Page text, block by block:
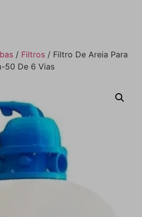
/ Filtros / Filtro De Areia Para
50 De 6 Vias